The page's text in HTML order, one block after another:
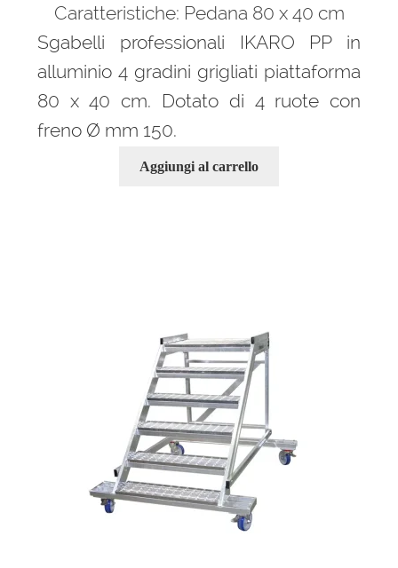
Caratteristiche: Pedana 80 x 40 cm
Sgabelli professionali IKARO PP in
alluminio 4 gradini grigliati piattaforma
80 x 40 cm. Dotato di 4 ruote con
freno Ø mm 150.
Aggiungi al carrello